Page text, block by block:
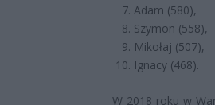
Adam (580),
Szymon (558),
Mikołaj (507),
Ignacy (468).
W 2018 roku w